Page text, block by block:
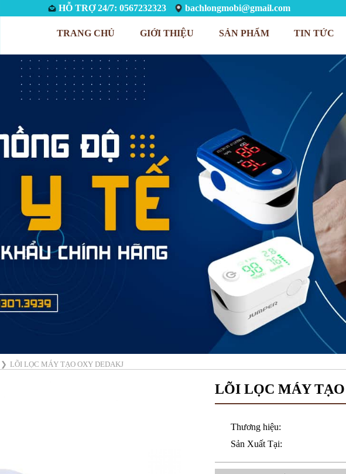
HỖ TRỢ 24/7: 0567232323 bachlongmobi@gmail.com
TRANG CHỦ GIỚI THIỆU SẢN PHẨM TIN TỨC
❯ LÕI LỌC MÁY TẠO OXY DEDAKJ
LÕI LỌC MÁY
Thương hiệu:
Sản Xuất Tại: